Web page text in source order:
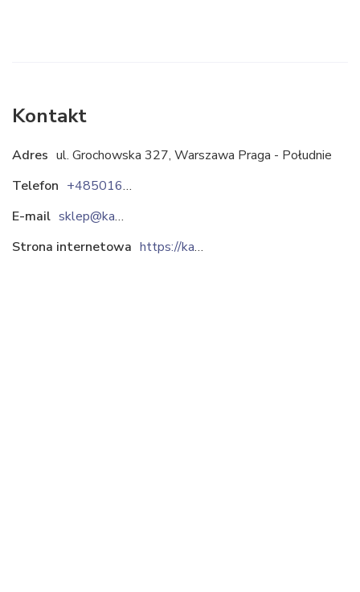
Kontakt
Adres ul. Grochowska 327, Warszawa Praga - Południe
Telefon
+48501653030
E-mail
sklep@kamieniolomy.pl
Strona internetowa
https://kamieniolomy.pl